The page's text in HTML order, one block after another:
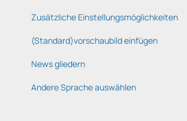
Zusätzliche Einstellungsmöglichkeiten
(Standard)vorschaubild einfügen
News gliedern
Andere Sprache auswählen